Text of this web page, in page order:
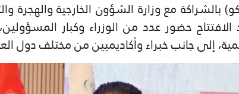
بالشراكة مع وزارة الشؤون الخارجية والهجرة
حضور عدد من الوزراء وكبار
إلى جانب خبراء وأكاديميين من مختلف دول